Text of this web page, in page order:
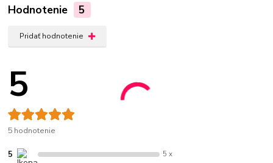
Hodnotenie 5
Pridať hodnotenie
5
5 hodnotenie
5 5 x